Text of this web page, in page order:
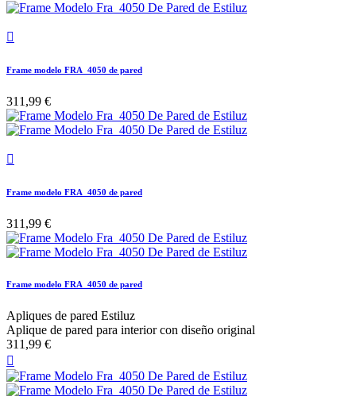

Frame modelo FRA_4050 de pared
311,99 €

Frame modelo FRA_4050 de pared
311,99 €
Frame modelo FRA_4050 de pared
Apliques de pared Estiluz
Aplique de pared para interior con diseño original
311,99 €
